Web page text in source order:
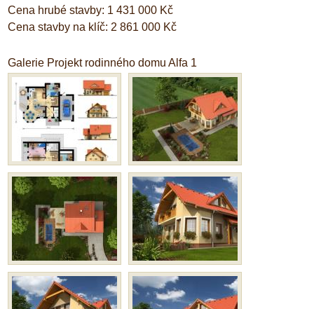
Cena hrubé stavby: 1 431 000 Kč
Cena stavby na klíč: 2 861 000 Kč
Galerie Projekt rodinného domu Alfa 1